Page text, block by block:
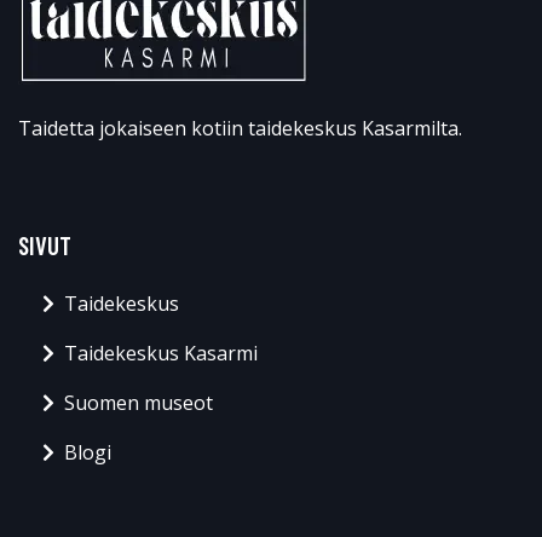
Taidetta jokaiseen kotiin taidekeskus Kasarmilta.
SIVUT
Taidekeskus
Taidekeskus Kasarmi
Suomen museot
Blogi